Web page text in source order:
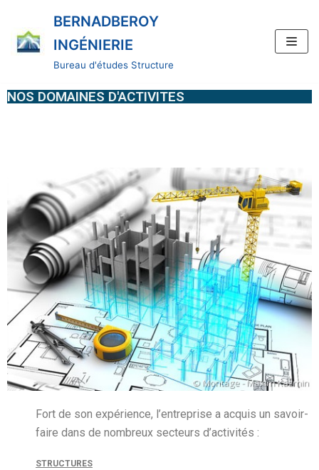
Aller
BERNADBEROY
INGÉNIERIE
Bureau d'études Structure
NOS DOMAINES D'ACTIVITES
Fort de son expérience, l’entreprise a acquis un savoir-
faire dans de nombreux secteurs d’activités :
STRUCTURES